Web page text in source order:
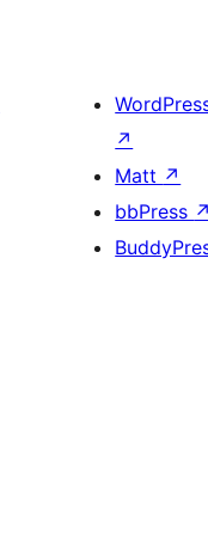
↗
Matt ↗
bbPress ↗